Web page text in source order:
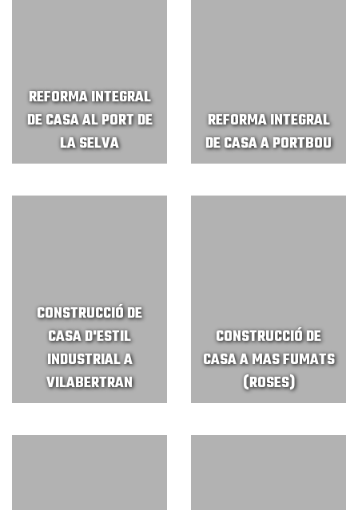
REFORMA INTEGRAL
DE CASA AL PORT DE
LA SELVA
REFORMA INTEGRAL
DE CASA A PORTBOU
CONSTRUCCIÓ DE
CASA D'ESTIL
INDUSTRIAL A
VILABERTRAN
CONSTRUCCIÓ DE
CASA A MAS FUMATS
(ROSES)